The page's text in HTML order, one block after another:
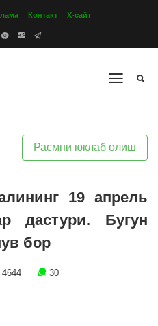
Контакт Х-сайт
Расмни юклаб олиш
19 апрель
дастури. Бугун
бор
4644 30